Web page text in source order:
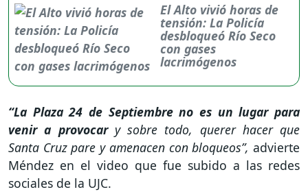
El Alto vivió horas de
tensión: La Policía
desbloqueó Río Seco
con gases
lacrimógenos
“La Plaza 24 de Septiembre no es un lugar para
venir a provocary sobre todo, querer hacer que
Santa Cruz pare y amenacen con bloqueos”, advierte
Méndez en el video que fue subido a las redes
sociales de la UJC.